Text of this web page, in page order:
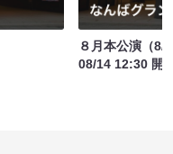
８月本公演（8/
08/14 12:30 開